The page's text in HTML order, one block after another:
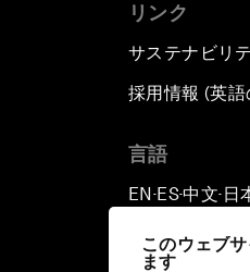
このウェブ
ます
リンク
サステナビリ
採用情報 (英語
言語
EN ▪ ES▪中文▪ 日